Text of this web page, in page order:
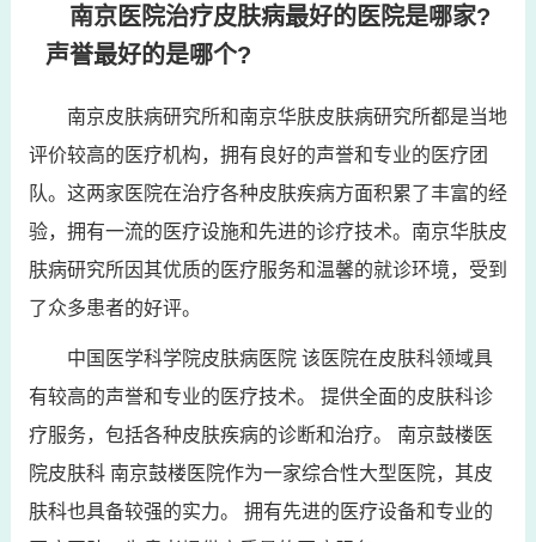
南京医院治疗皮肤病最好的医院是哪家?
声誉最好的是哪个?
南京皮肤病研究所和南京华肤皮肤病研究所都是当地
评价较高的医疗机构，拥有良好的声誉和专业的医疗团
队。这两家医院在治疗各种皮肤疾病方面积累了丰富的经
验，拥有一流的医疗设施和先进的诊疗技术。南京华肤皮
肤病研究所因其优质的医疗服务和温馨的就诊环境，受到
了众多患者的好评。
中国医学科学院皮肤病医院 该医院在皮肤科领域具
有较高的声誉和专业的医疗技术。 提供全面的皮肤科诊
疗服务，包括各种皮肤疾病的诊断和治疗。 南京鼓楼医
院皮肤科 南京鼓楼医院作为一家综合性大型医院，其皮
肤科也具备较强的实力。 拥有先进的医疗设备和专业的